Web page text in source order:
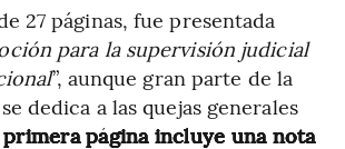
27 páginas, fue presentada
para la supervisión judicial
”, aunque gran parte de la
dedica a las quejas generales
primera página incluye una nota